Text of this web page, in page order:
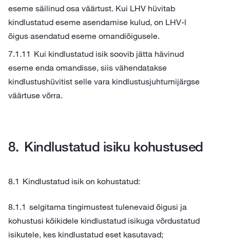
eseme säilinud osa väärtust. Kui LHV hüvitab
kindlustatud eseme asendamise kulud, on LHV-l
õigus asendatud eseme omandiõigusele.
Kui kindlustatud isik soovib jätta hävinud
eseme enda omandisse, siis vähendatakse
kindlustushüvitist selle vara kindlustusjuhtumijärgse
väärtuse võrra.
Kindlustatud isiku kohustused
Kindlustatud isik on kohustatud:
selgitama tingimustest tulenevaid õigusi ja
kohustusi kõikidele kindlustatud isikuga võrdustatud
isikutele, kes kindlustatud eset kasutavad;